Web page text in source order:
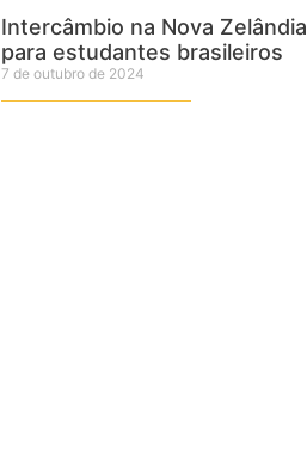
Intercâmbio na Nova Zelândia
para estudantes brasileiros
7 de outubro de 2024